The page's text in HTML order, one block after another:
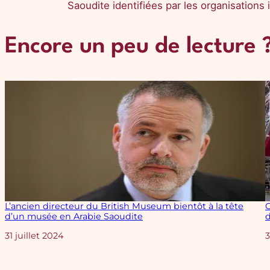
Saoudite identifiées par les organisations
Encore un peu de lecture
L’ancien directeur du British Museum bientôt à la tête
d’un musée en Arabie Saoudite
Date
31 juillet 2024